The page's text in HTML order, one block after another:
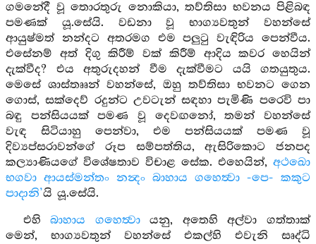
ගමනේදී වූ තොරතුරු නොකියා, තව්තිසා භවනය පිළිබඳ
පමණක් යූ.සේයි. වඩනා වූ භාග්‍යවතුන් වහන්සේ
ආයුෂ්මත් නන්දට අතරමග එම පලුටු වැඳිරිය පෙන්වීය.
එසේනම් අත් දිගු කිරීම් වක් කිරීම් ආදිය කවර හෙයින්
දැක්වීද? එය අතුරුදහන් වීම දැක්වීමට යයි ගතයුතුය.
මෙසේ ශාස්තෲන් වහන්සේ, ඔහු තව්තිසා භවනට ගෙන
ගොස්, සක්දෙව් රදුන්ට උවටැන් සඳහා පැමිණි පරෙවි පා
බඳු පන්සියයක් පමණ වූ දෙවඟනෝ, තමන් වහන්සේ
වැඳ සිටියාහු පෙන්වා, එම පන්සියයක් පමණ වූ
දිව්‍යප්සරාවන්ගේ රූප සම්පත්තිය, ඇසිරිකොට ජනපද
කල්‍යාණියගේ විශේෂතාව විචාළ සේක. එහෙයින්, අථඛො
භගවා ආයස්මන්තං නන්‍දං බාහාය ගහෙත්‍වා -පෙ- කකුට
පාදානි’යි යූ.සේයි.
එහිබාහාය ගහෙත්‍වායනු, අතෙහි අල්වා ගත්තාක්
මෙන්, භාග්‍යවතුන් වහන්සේ එකල්හි එවැනි සෘද්ධි